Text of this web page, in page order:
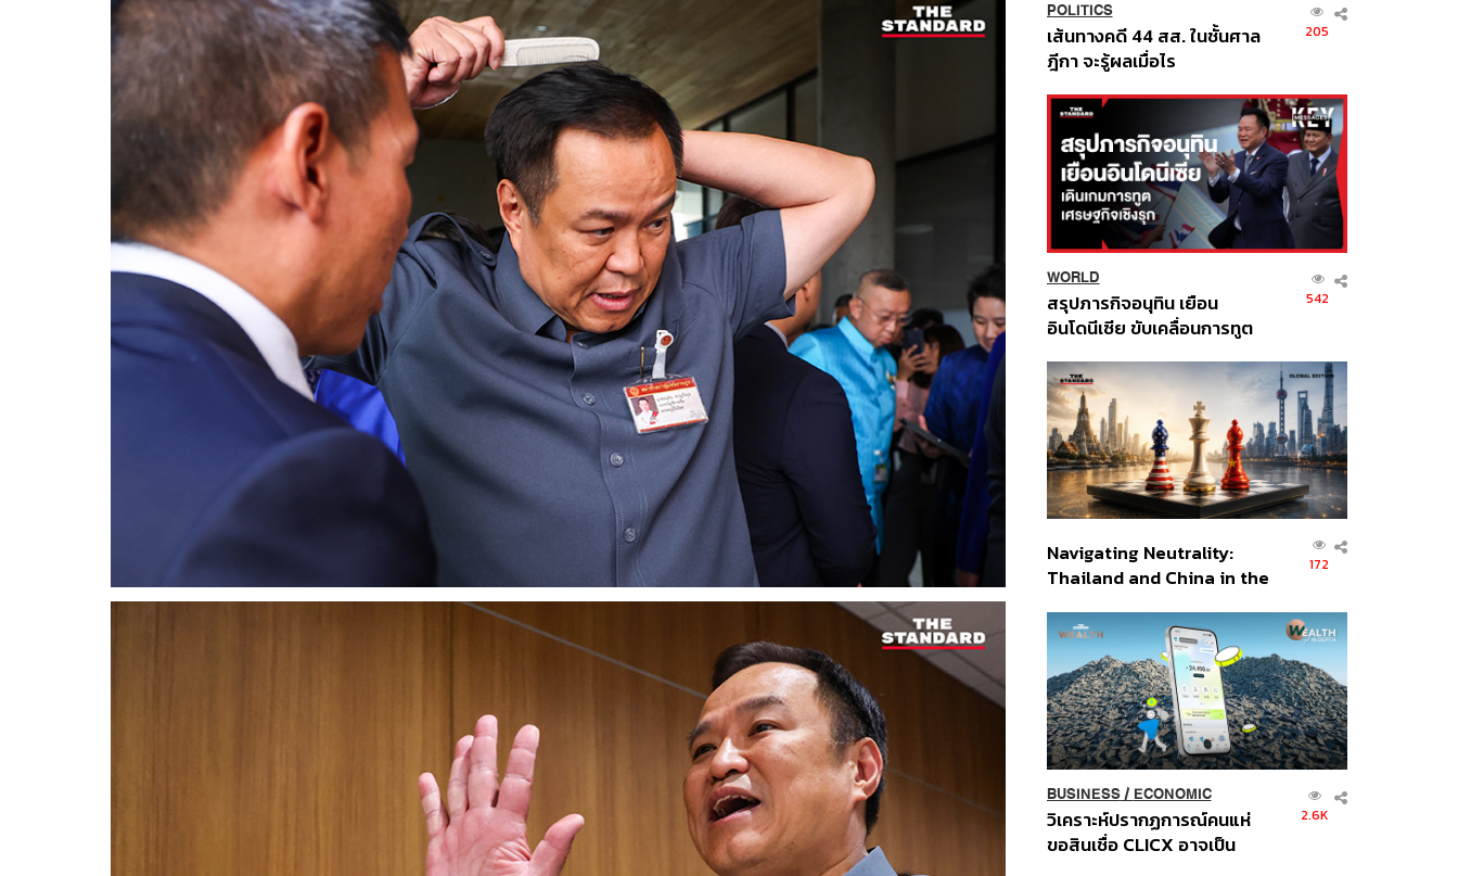
POLITICS
เส้นทางคดี 44 สส. ในชั้นศาล
ฎีกา จะรู้ผลเมื่อไร
205
WORLD
สรุปภารกิจอนุทิน เยือน
อินโดนีเซีย ขับเคลื่อนการทูต
ส่วนยุทธศาสตร์ไทย –
อินโดนีเซีย
542
Navigating Neutrality:
Thailand and China in the
Order
172
BUSINESS/ ECONOMIC
วิเคราะห์ปรากฏการณ์คนแห่
ขอสินเชื่อ CLICX อาจเป็น
2.6K